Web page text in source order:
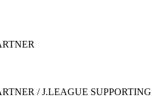
/ J.LEAGUE SUPPORTING